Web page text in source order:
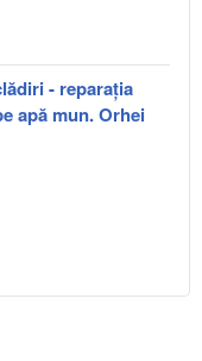
- reparația
apă mun. Orhei